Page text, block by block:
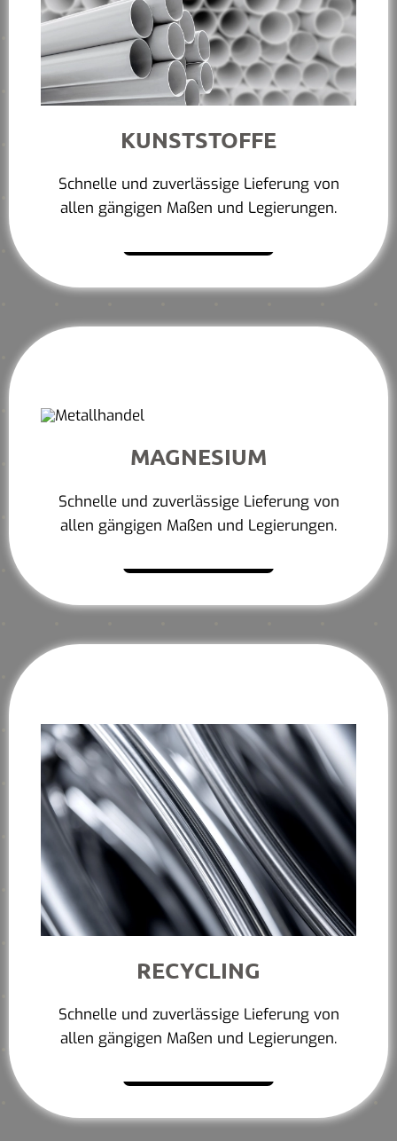
KUNSTSTOFFE
Schnelle und zuverlässige Lieferung von
allen gängigen Maßen und Legierungen.
MAGNESIUM
Schnelle und zuverlässige Lieferung von
allen gängigen Maßen und Legierungen.
RECYCLING
Schnelle und zuverlässige Lieferung von
allen gängigen Maßen und Legierungen.